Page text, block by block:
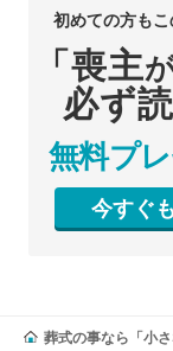
初めての方も
「喪主
必ず
無料プ
今すぐ
葬式の事なら「小さ